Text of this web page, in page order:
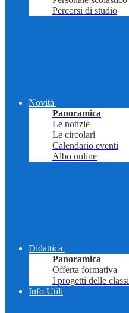
Percorsi di studio
Novità
Panoramica
Le notizie
Le circolari
Calendario eventi
Albo online
Didattica
Panoramica
Offerta formativa
I progetti delle classi
Info Utili